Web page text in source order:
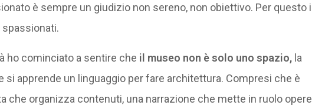
è sempre un giudizio non sereno, non obiettivo. Per questo i
ho cominciato a sentire che il museo non è solo uno spazio,la
si apprende un linguaggio per fare architettura. Compresi che è
che organizza contenuti, una narrazione che mette in ruolo opere